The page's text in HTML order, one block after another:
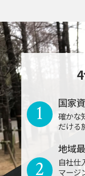
国家
確かな
だける
1
地域
自社仕
マージ
2